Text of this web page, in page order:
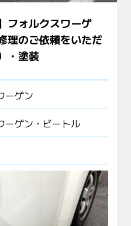
フォルクスワーゲ
理のご依頼をいただ
・塗装
ーゲン
ーゲン・ビートル